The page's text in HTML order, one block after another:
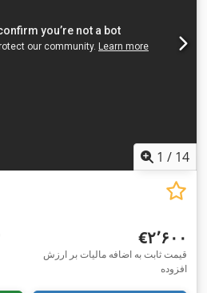
1 / 14
‎€۲٬۶۰۰
قیمت ثابت به اضافه مالیات بر ارزش
افزوده